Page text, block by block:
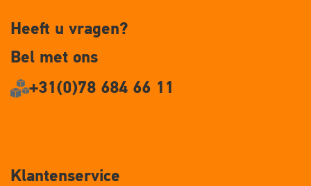
Heeft u vragen?
Bel met ons
+31(0)78 684 66 11
Klantenservice